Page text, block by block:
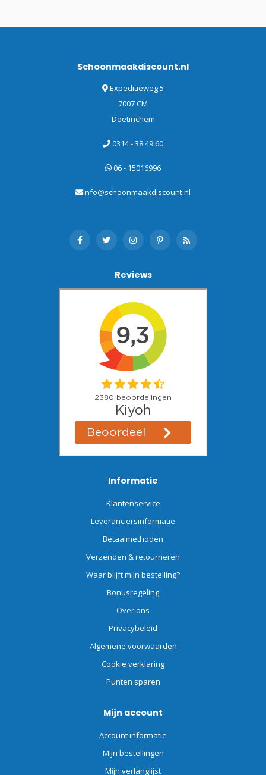
Schoonmaakdiscount.nl
Expeditieweg 5
7007 CM
Doetinchem
0314 - 38 49 60
06 - 15016996
info@schoonmaakdiscount.nl
Reviews
Informatie
Klantenservice
Leveranciersinformatie
Betaalmethoden
Verzenden & retourneren
Waar blijft mijn bestelling?
Bonusregeling
Over ons
Privacybeleid
Algemene voorwaarden
Cookie verklaring
Punten sparen
Mijn account
Account informatie
Mijn bestellingen
Mijn verlanglijst